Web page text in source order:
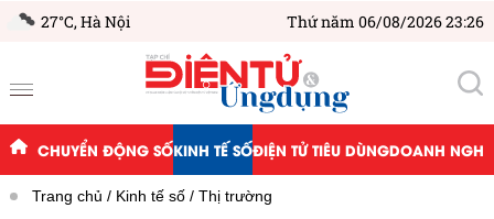
27°C,Hà Nội Thứ năm 06/08/2026 23:26
CHUYỂN ĐỘNG SỐKINH TẾ SỐĐIỆN TỬ TIÊU DÙNGDOANH
Trang chủ Kinh tế số Thị trường